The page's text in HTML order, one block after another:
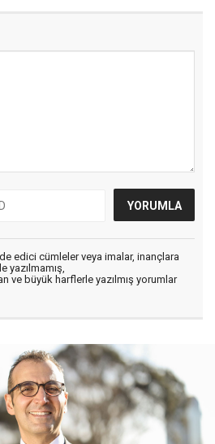
edici cümleler veya imalar, inançlara
yazılmamış,
ve büyük harflerle yazılmış yorumlar